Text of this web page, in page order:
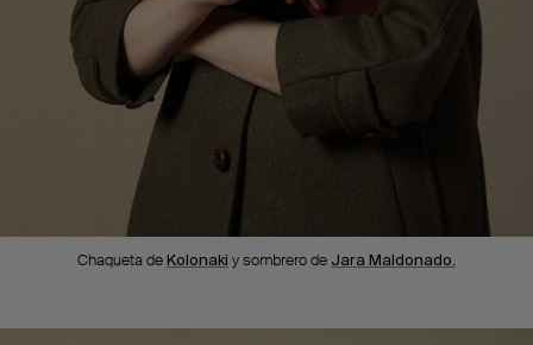
Chaqueta deKolonaki y sombrero de Jara Maldonado.